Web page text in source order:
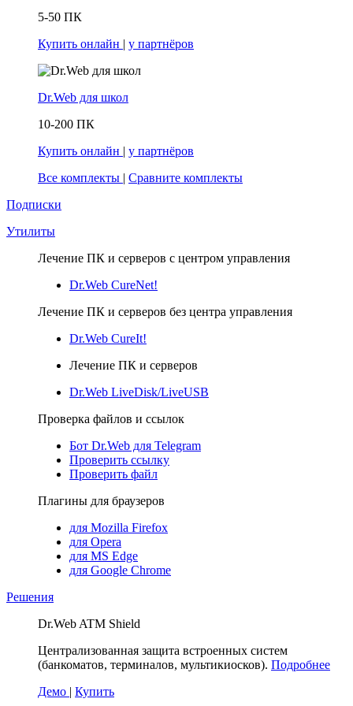
5-50 ПК
Купить онлайн | у партнёров
Dr.Web для школ
10-200 ПК
Купить онлайн | у партнёров
Все комплекты | Сравните комплекты
Подписки
Утилиты
Лечение ПК и серверов с центром управления
Dr.Web CureNet!
Лечение ПК и серверов без центра управления
Dr.Web CureIt!
Лечение ПК и серверов
Dr.Web LiveDisk/LiveUSB
Проверка файлов и ссылок
Бот Dr.Web для Telegram
Проверить ссылку
Проверить файл
Плагины для браузеров
для Mozilla Firefox
для Opera
для MS Edge
для Google Chrome
Решения
Dr.Web ATM Shield
Централизованная защита встроенных систем
(банкоматов, терминалов, мультикиосков). Подробнее
Демо | Купить